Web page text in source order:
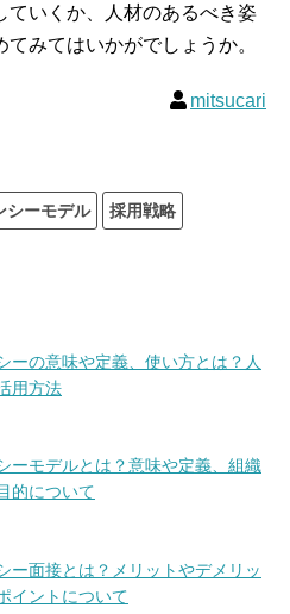
ていくか、人材のあるべき姿
みてはいかがでしょうか。
mitsucari
シーモデル 採用戦略
ーの意味や定義、使い方とは？人
用方法
ーモデルとは？意味や定義、組織
的について
ー面接とは？メリットやデメリッ
イントについて